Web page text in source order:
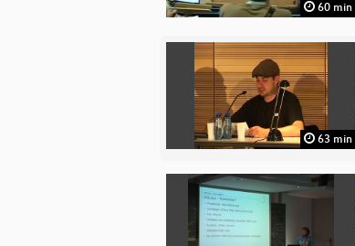
60 min
63 min